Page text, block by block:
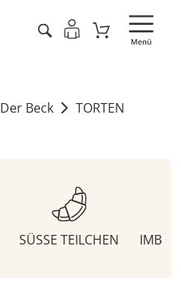
Der Beck
TORTEN
SÜSSE TEILCHEN